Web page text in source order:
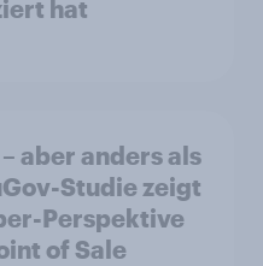
hat
aber anders als
Studie zeigt
Perspektive
of Sale